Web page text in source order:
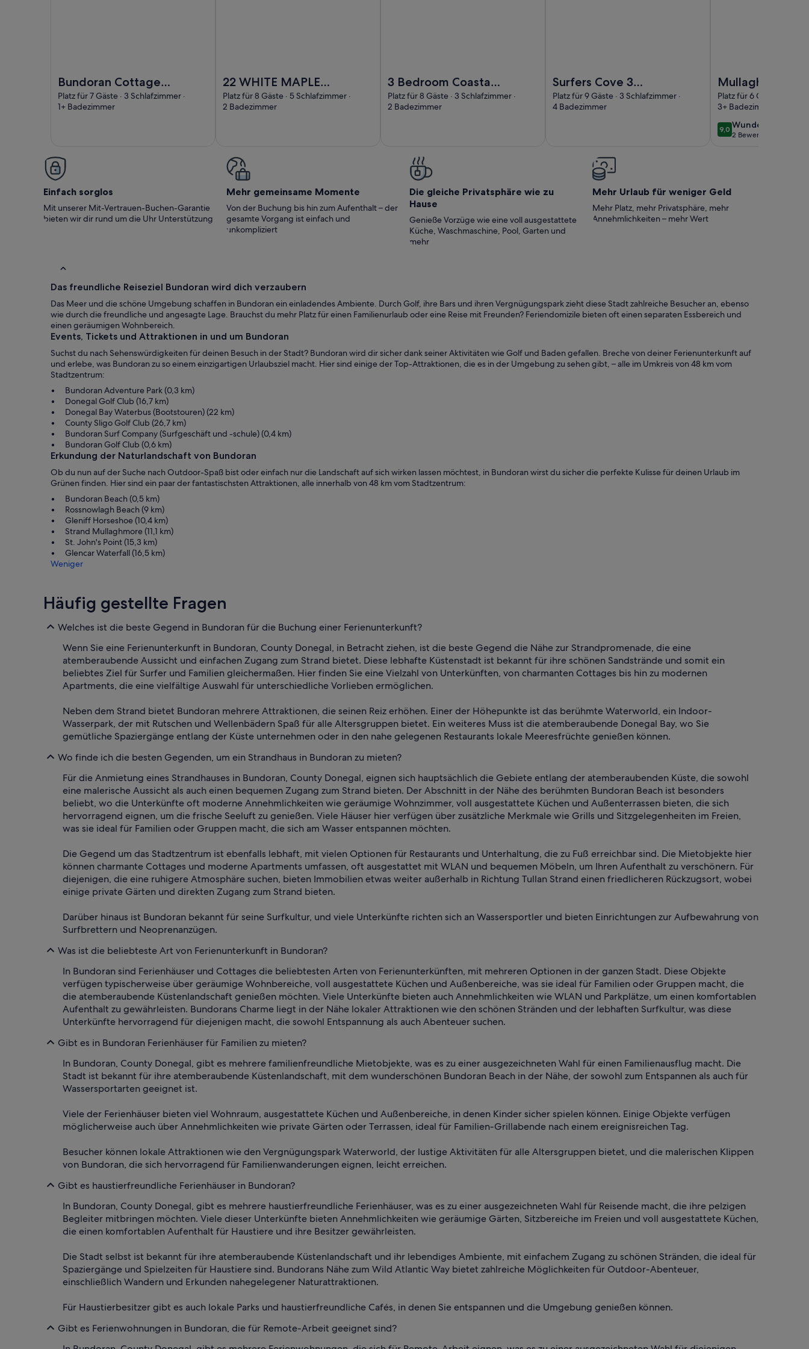
Bundoran Cottage
Close to beaches,
perfect for
Platz für 7 Gäste · 3 Schlafzimmer ·
1+ Badezimmer
22 WHITE MAPLES,
family friendly in
Bundoran, County
Platz für 8 Gäste · 5 Schlafzimmer ·
2 Badezimmer
3 Bedroom Coastal
Retreat by Travel
Lets Holiday Homes
Platz für 8 Gäste · 3 Schlafzimmer ·
2 Badezimmer
Surfers Cove 3
bedroom house
close to
Platz für 9 Gäste · 3 Schlafzimmer ·
4 Badezimmer
Mullaghmore
Holiday Home -
Lush Gardens
Sea Views
Platz für 6 Gäste · 4
3+ Badezimmer
9,09,0 von 10
Wunderbar
wunderbar
2 Bewertungen
(2
Einfach sorglos
Mit unserer Mit-Vertrauen-Buchen-Garantie
bieten wir dir rund um die Uhr Unterstützung
Mehr gemeinsame Momente
Von der Buchung bis hin zum Aufenthalt – der
gesamte Vorgang ist einfach und
unkompliziert
Die gleiche Privatsphäre wie zu
Hause
Genieße Vorzüge wie eine voll ausgestattete
Küche, Waschmaschine, Pool, Garten und
mehr
Mehr Urlaub für weniger Geld
Mehr Platz, mehr Privatsphäre, mehr
Annehmlichkeiten – mehr Wert
Das freundliche Reiseziel Bundoran wird dich verzaubern
Das Meer und die schöne Umgebung schaffen in Bundoran ein einladendes Ambiente. Durch Golf, ihre Bars und ihren Vergnügungspark zieht diese Stadt zahlreiche Besucher an, ebenso
wie durch die freundliche und angesagte Lage. Brauchst du mehr Platz für einen Familienurlaub oder eine Reise mit Freunden? Feriendomizile bieten oft einen separaten Essbereich und
einen geräumigen Wohnbereich.
Events, Tickets und Attraktionen in und um Bundoran
Suchst du nach Sehenswürdigkeiten für deinen Besuch in der Stadt? Bundoran wird dir sicher dank seiner Aktivitäten wie Golf und Baden gefallen. Breche von deiner Ferienunterkunft auf
und erlebe, was Bundoran zu so einem einzigartigen Urlaubsziel macht. Hier sind einige der Top-Attraktionen, die es in der Umgebung zu sehen gibt, – alle im Umkreis von 48 km vom
Stadtzentrum:
Bundoran Adventure Park (0,3 km)
Donegal Golf Club (16,7 km)
Donegal Bay Waterbus (Bootstouren) (22 km)
County Sligo Golf Club (26,7 km)
Bundoran Surf Company (Surfgeschäft und -schule) (0,4 km)
Bundoran Golf Club (0,6 km)
Erkundung der Naturlandschaft von Bundoran
Ob du nun auf der Suche nach Outdoor-Spaß bist oder einfach nur die Landschaft auf sich wirken lassen möchtest, in Bundoran wirst du sicher die perfekte Kulisse für deinen Urlaub im
Grünen finden. Hier sind ein paar der fantastischsten Attraktionen, alle innerhalb von 48 km vom Stadtzentrum:
Bundoran Beach (0,5 km)
Rossnowlagh Beach (9 km)
Gleniff Horseshoe (10,4 km)
Strand Mullaghmore (11,1 km)
St. John's Point (15,3 km)
Glencar Waterfall (16,5 km)
Weniger
Häufig gestellte Fragen
Welches ist die beste Gegend in Bundoran für die Buchung einer Ferienunterkunft?
Wenn Sie eine Ferienunterkunft in Bundoran, County Donegal, in Betracht ziehen, ist die beste Gegend die Nähe zur Strandpromenade, die eine
atemberaubende Aussicht und einfachen Zugang zum Strand bietet. Diese lebhafte Küstenstadt ist bekannt für ihre schönen Sandstrände und somit ein
beliebtes Ziel für Surfer und Familien gleichermaßen. Hier finden Sie eine Vielzahl von Unterkünften, von charmanten Cottages bis hin zu modernen
Apartments, die eine vielfältige Auswahl für unterschiedliche Vorlieben ermöglichen.
Neben dem Strand bietet Bundoran mehrere Attraktionen, die seinen Reiz erhöhen. Einer der Höhepunkte ist das berühmte Waterworld, ein Indoor-
Wasserpark, der mit Rutschen und Wellenbädern Spaß für alle Altersgruppen bietet. Ein weiteres Muss ist die atemberaubende Donegal Bay, wo Sie
gemütliche Spaziergänge entlang der Küste unternehmen oder in den nahe gelegenen Restaurants lokale Meeresfrüchte genießen können.
Wo finde ich die besten Gegenden, um ein Strandhaus in Bundoran zu mieten?
Für die Anmietung eines Strandhauses in Bundoran, County Donegal, eignen sich hauptsächlich die Gebiete entlang der atemberaubenden Küste, die sowohl
eine malerische Aussicht als auch einen bequemen Zugang zum Strand bieten. Der Abschnitt in der Nähe des berühmten Bundoran Beach ist besonders
beliebt, wo die Unterkünfte oft moderne Annehmlichkeiten wie geräumige Wohnzimmer, voll ausgestattete Küchen und Außenterrassen bieten, die sich
hervorragend eignen, um die frische Seeluft zu genießen. Viele Häuser hier verfügen über zusätzliche Merkmale wie Grills und Sitzgelegenheiten im Freien,
was sie ideal für Familien oder Gruppen macht, die sich am Wasser entspannen möchten.
Die Gegend um das Stadtzentrum ist ebenfalls lebhaft, mit vielen Optionen für Restaurants und Unterhaltung, die zu Fuß erreichbar sind. Die Mietobjekte hier
können charmante Cottages und moderne Apartments umfassen, oft ausgestattet mit WLAN und bequemen Möbeln, um Ihren Aufenthalt zu verschönern. Für
diejenigen, die eine ruhigere Atmosphäre suchen, bieten Immobilien etwas weiter außerhalb in Richtung Tullan Strand einen friedlicheren Rückzugsort, wobei
einige private Gärten und direkten Zugang zum Strand bieten.
Darüber hinaus ist Bundoran bekannt für seine Surfkultur, und viele Unterkünfte richten sich an Wassersportler und bieten Einrichtungen zur Aufbewahrung von
Surfbrettern und Neoprenanzügen.
Was ist die beliebteste Art von Ferienunterkunft in Bundoran?
In Bundoran sind Ferienhäuser und Cottages die beliebtesten Arten von Ferienunterkünften, mit mehreren Optionen in der ganzen Stadt. Diese Objekte
verfügen typischerweise über geräumige Wohnbereiche, voll ausgestattete Küchen und Außenbereiche, was sie ideal für Familien oder Gruppen macht, die
die atemberaubende Küstenlandschaft genießen möchten. Viele Unterkünfte bieten auch Annehmlichkeiten wie WLAN und Parkplätze, um einen komfortablen
Aufenthalt zu gewährleisten. Bundorans Charme liegt in der Nähe lokaler Attraktionen wie den schönen Stränden und der lebhaften Surfkultur, was diese
Unterkünfte hervorragend für diejenigen macht, die sowohl Entspannung als auch Abenteuer suchen.
Gibt es in Bundoran Ferienhäuser für Familien zu mieten?
In Bundoran, County Donegal, gibt es mehrere familienfreundliche Mietobjekte, was es zu einer ausgezeichneten Wahl für einen Familienausflug macht. Die
Stadt ist bekannt für ihre atemberaubende Küstenlandschaft, mit dem wunderschönen Bundoran Beach in der Nähe, der sowohl zum Entspannen als auch für
Wassersportarten geeignet ist.
Viele der Ferienhäuser bieten viel Wohnraum, ausgestattete Küchen und Außenbereiche, in denen Kinder sicher spielen können. Einige Objekte verfügen
möglicherweise auch über Annehmlichkeiten wie private Gärten oder Terrassen, ideal für Familien-Grillabende nach einem ereignisreichen Tag.
Besucher können lokale Attraktionen wie den Vergnügungspark Waterworld, der lustige Aktivitäten für alle Altersgruppen bietet, und die malerischen Klippen
von Bundoran, die sich hervorragend für Familienwanderungen eignen, leicht erreichen.
Gibt es haustierfreundliche Ferienhäuser in Bundoran?
In Bundoran, County Donegal, gibt es mehrere haustierfreundliche Ferienhäuser, was es zu einer ausgezeichneten Wahl für Reisende macht, die ihre pelzigen
Begleiter mitbringen möchten. Viele dieser Unterkünfte bieten Annehmlichkeiten wie geräumige Gärten, Sitzbereiche im Freien und voll ausgestattete Küchen,
die einen komfortablen Aufenthalt für Haustiere und ihre Besitzer gewährleisten.
Die Stadt selbst ist bekannt für ihre atemberaubende Küstenlandschaft und ihr lebendiges Ambiente, mit einfachem Zugang zu schönen Stränden, die ideal für
Spaziergänge und Spielzeiten für Haustiere sind. Bundorans Nähe zum Wild Atlantic Way bietet zahlreiche Möglichkeiten für Outdoor-Abenteuer,
einschließlich Wandern und Erkunden nahegelegener Naturattraktionen.
Für Haustierbesitzer gibt es auch lokale Parks und haustierfreundliche Cafés, in denen Sie entspannen und die Umgebung genießen können.
Gibt es Ferienwohnungen in Bundoran, die für Remote-Arbeit geeignet sind?